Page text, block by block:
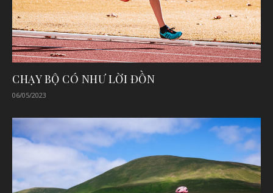
CHẠY BỘ CÓ NHƯ LỜI ĐỒN
06/05/2023